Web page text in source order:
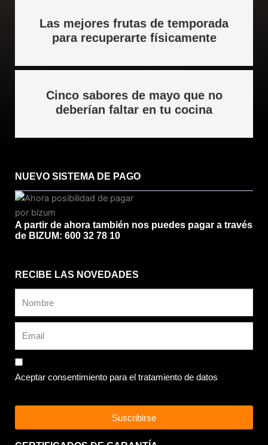
Las mejores frutas de temporada
para recuperarte físicamente
Cinco sabores de mayo que no
deberían faltar en tu cocina
NUEVO SISTEMA DE PAGO
A partir de ahora también nos puedes pagar a través
de BIZUM: 600 32 78 10
RECIBE LAS NOVEDADES
Aceptar consentimiento para el tratamiento de datos
Suscribirse